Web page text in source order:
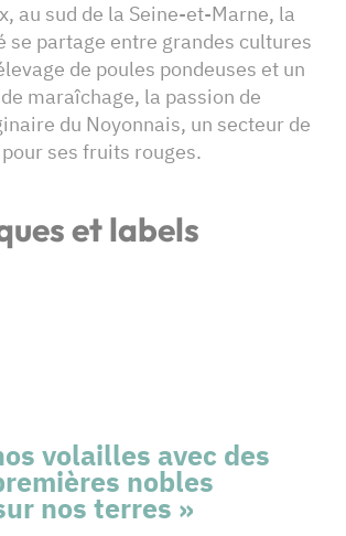
au sud de la Seine-et-Marne, la
se partage entre grandes cultures
de poules pondeuses et un
maraîchage, la passion de
du Noyonnais, un secteur de
ses fruits rouges.
et labels
volailles avec des
nobles
nos terres »